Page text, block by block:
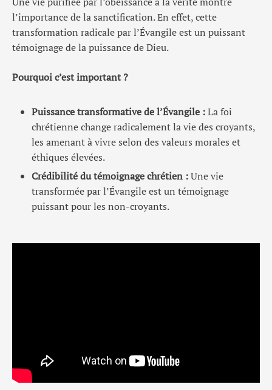
l’importance de la sanctification. En effet, cette
transformation radicale par l’Évangile est un puissant
témoignage de la puissance de Dieu.
Pourquoi c’est important ?
Puissance transformative de l’Évangile :La foi
chrétienne change radicalement la vie des croyants,
les amenant à vivre selon des valeurs morales et
éthiques élevées.
Crédibilité du témoignage chrétien :Une vie
transformée par l’Évangile est un témoignage
puissant pour les non-croyants.